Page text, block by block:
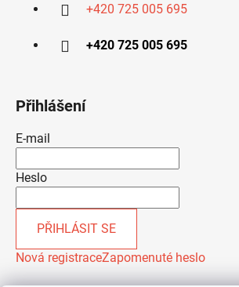
+420 725 005 695
+420 725 005 695
Přihlášení
E-mail
Heslo
PŘIHLÁSIT SE
Nová registraceZapomenuté heslo